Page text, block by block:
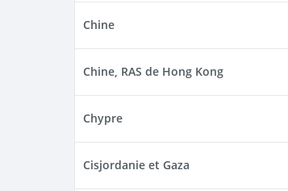
Chine
Chine, RAS de Hong Kong
Chypre
Cisjordanie et Gaza